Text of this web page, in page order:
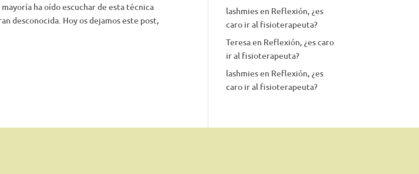
ha oído escuchar de esta técnica
desconocida. Hoy os dejamos este post,
lashmiesen Reflexión, ¿es
caro ir al fisioterapeuta?
Teresaen Reflexión, ¿es caro
ir al fisioterapeuta?
lashmiesen Reflexión, ¿es
caro ir al fisioterapeuta?